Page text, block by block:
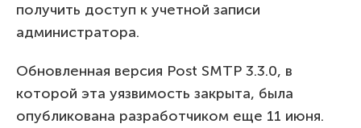
получить доступ к учетной записи
администратора.
Обновленная версия Post SMTP 3.3.0, в
которой эта уязвимость закрыта, была
опубликована разработчиком еще 11 июня.